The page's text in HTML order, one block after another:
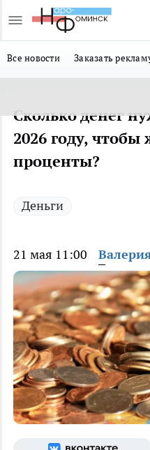
Все новости Заказать
Сколько денег
2026 году, чтобы
проценты?
Деньги
21 мая 11:00